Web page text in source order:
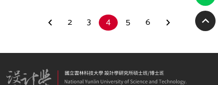
2 3 4 5 6